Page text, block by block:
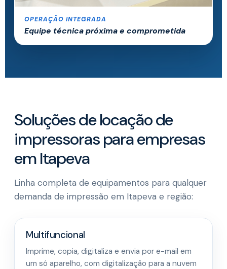
OPERAÇÃO INTEGRADA
Equipe técnica próxima e comprometida
Soluções de locação de
impressoras para empresas
em Itapeva
Linha completa de equipamentos para qualquer
demanda de impressão em Itapeva e região:
Multifuncional
Imprime, copia, digitaliza e envia por e-mail em
um só aparelho, com digitalização para a nuvem